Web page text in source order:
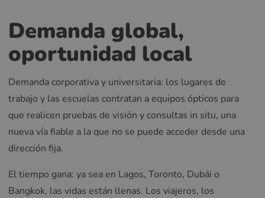
Demanda global,
oportunidad local
Demanda corporativa y universitaria: los lugares de
trabajo y las escuelas contratan a equipos ópticos para
que realicen pruebas de visión y consultas in situ, una
nueva vía fiable a la que no se puede acceder desde una
dirección fija.
El tiempo gana: ya sea en Lagos, Toronto, Dubái o
Bangkok, las vidas están llenas. Los viajeros, los